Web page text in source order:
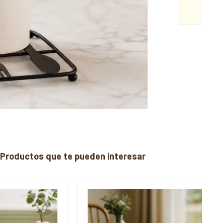
Productos que te pueden interesar